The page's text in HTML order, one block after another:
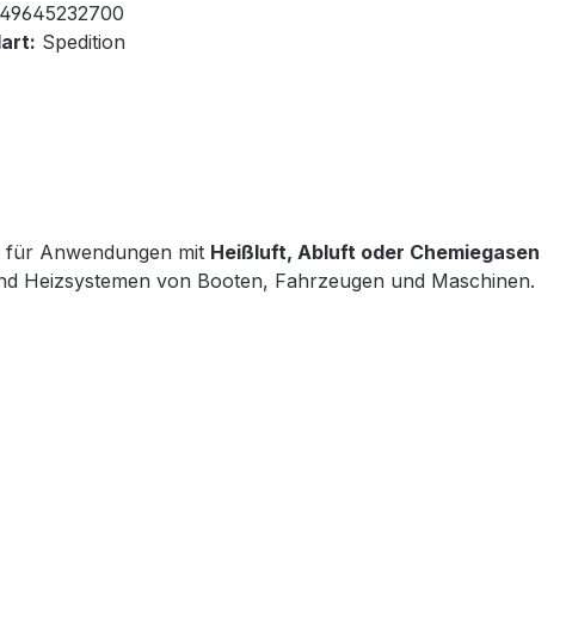
Spedition
für Anwendungen mit Heißluft, Abluft oder Chemiegasen
Heizsystemen von Booten, Fahrzeugen und Maschinen.